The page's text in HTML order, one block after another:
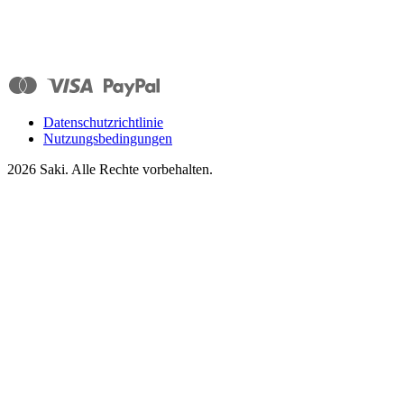
Datenschutzrichtlinie
Nutzungsbedingungen
2026 Saki. Alle Rechte vorbehalten.